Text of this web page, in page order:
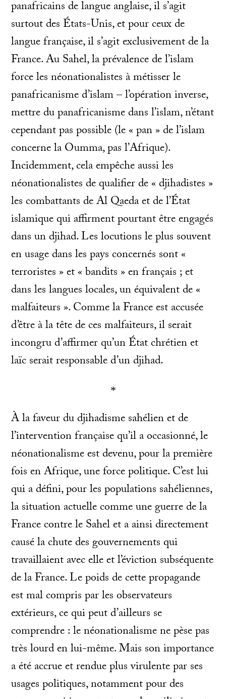
panafricains de langue anglaise, il s’agit
surtout des États-Unis, et pour ceux de
langue française, il s’agit exclusivement de la
France. Au Sahel, la prévalence de l’islam
force les néonationalistes à métisser le
panafricanisme d’islam – l’opération inverse,
mettre du panafricanisme dans l’islam, n’étant
cependant pas possible (le « pan » de l’islam
concerne la Oumma, pas l’Afrique).
Incidemment, cela empêche aussi les
néonationalistes de qualifier de « djihadistes »
les combattants de Al Qaeda et de l’État
islamique qui affirment pourtant être engagés
dans un djihad. Les locutions le plus souvent
en usage dans les pays concernés sont «
terroristes » et « bandits » en français ; et
dans les langues locales, un équivalent de «
malfaiteurs ». Comme la France est accusée
d’être à la tête de ces malfaiteurs, il serait
incongru d’affirmer qu’un État chrétien et
laïc serait responsable d’un djihad.
*
À la faveur du djihadisme sahélien et de
l’intervention française qu’il a occasionné, le
néonationalisme est devenu, pour la première
fois en Afrique, une force politique. C’est lui
qui a défini, pour les populations sahéliennes,
la situation actuelle comme une guerre de la
France contre le Sahel et a ainsi directement
causé la chute des gouvernements qui
travaillaient avec elle et l’éviction subséquente
de la France. Le poids de cette propagande
est mal compris par les observateurs
extérieurs, ce qui peut d’ailleurs se
comprendre : le néonationalisme ne pèse pas
très lourd en lui-même. Mais son importance
a été accrue et rendue plus virulente par ses
usages politiques, notamment pour des